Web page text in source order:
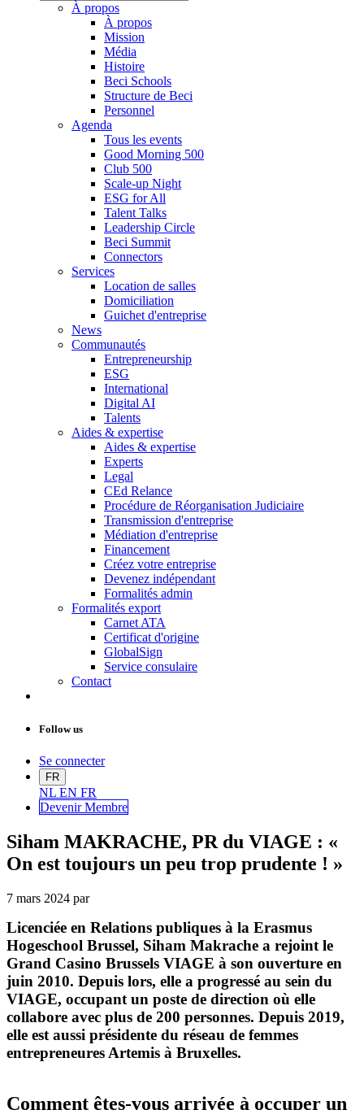
À propos
À propos
Mission
Média
Histoire
Beci Schools
Structure de Beci
Personnel
Agenda
Tous les events
Good Morning 500
Club 500
Scale-up Night
ESG for All
Talent Talks
Leadership Circle
Beci Summit
Connectors
Services
Location de salles
Domiciliation
Guichet d'entreprise
News
Communautés
Entrepreneurship
ESG
International
Digital AI
Talents
Aides & expertise
Aides & expertise
Experts
Legal
CEd Relance
Procédure de Réorganisation Judiciaire
Transmission d'entreprise
Médiation d'entreprise
Financement
Créez votre entreprise
Devenez indépendant
Formalités admin
Formalités export
Carnet ATA
Certificat d'origine
GlobalSign
Service consulaire
Contact
Follow us
Se connecter
FR
NL EN FR
Devenir Membre
Siham MAKRACHE, PR du VIAGE : «
On est toujours un peu trop prudente ! »
7 mars 2024 par
Licenciée en Relations publiques à la Erasmus
Hogeschool Brussel, Siham Makrache a rejoint le
Grand Casino Brussels VIAGE à son ouverture en
juin 2010. Depuis lors, elle a progressé au sein du
VIAGE, occupant un poste de direction où elle
collabore avec plus de 200 personnes. Depuis 2019,
elle est aussi présidente du réseau de femmes
entrepreneures Artemis à Bruxelles.
Comment êtes-vous arrivée à occuper un